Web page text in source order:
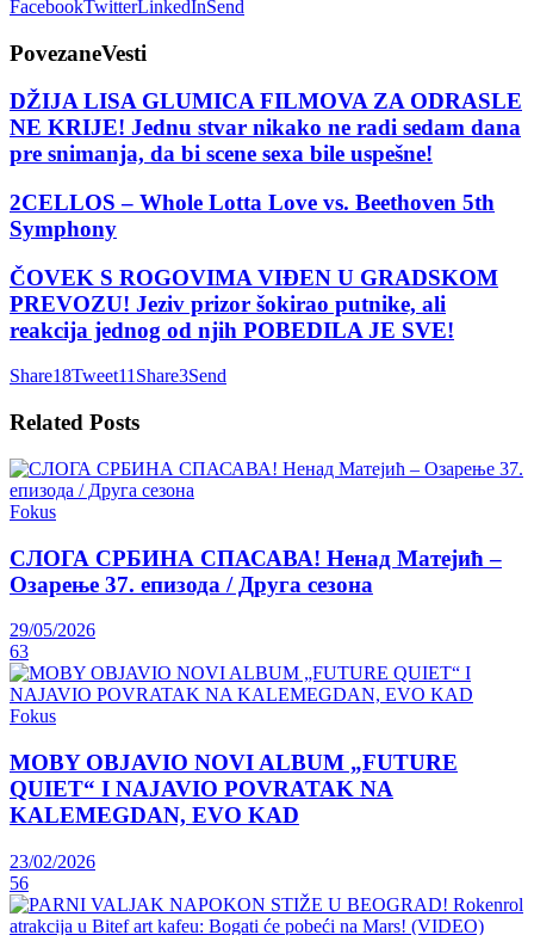
FacebookTwitterLinkedInSend
PovezaneVesti
DŽIJA LISA GLUMICA FILMOVA ZA ODRASLE
NE KRIJE! Jednu stvar nikako ne radi sedam dana
pre snimanja, da bi scene sexa bile uspešne!
2CELLOS – Whole Lotta Love vs. Beethoven 5th
Symphony
ČOVEK S ROGOVIMA VIĐEN U GRADSKOM
PREVOZU! Jeziv prizor šokirao putnike, ali
reakcija jednog od njih POBEDILA JE SVE!
Share18Tweet11Share3Send
Related Posts
Fokus
СЛОГА СРБИНА СПАСАВА! Ненад Матејић –
Oзарење 37. епизода / Друга сезона
29/05/2026
63
Fokus
MOBY OBJAVIO NOVI ALBUM „FUTURE
QUIET“ I NAJAVIO POVRATAK NA
KALEMEGDAN, EVO KAD
23/02/2026
56